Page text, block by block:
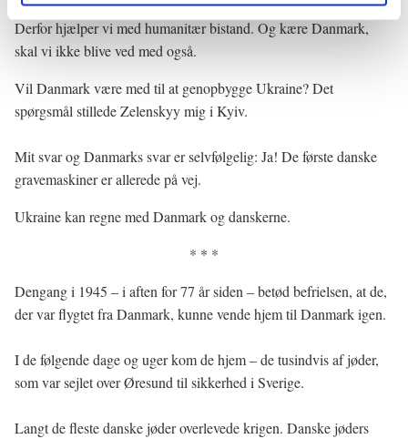
Derfor hjælper vi med humanitær bistand. Og kære Danmark,
skal vi ikke blive ved med også.
Vil Danmark være med til at genopbygge Ukraine? Det
spørgsmål stillede Zelenskyy mig i Kyiv.
Mit svar og Danmarks svar er selvfølgelig: Ja! De første danske
gravemaskiner er allerede på vej.
Ukraine kan regne med Danmark og danskerne.
* * *
Dengang i 1945 – i aften for 77 år siden – betød befrielsen, at de,
der var flygtet fra Danmark, kunne vende hjem til Danmark igen.
I de følgende dage og uger kom de hjem – de tusindvis af jøder,
som var sejlet over Øresund til sikkerhed i Sverige.
Langt de fleste danske jøder overlevede krigen. Danske jøders